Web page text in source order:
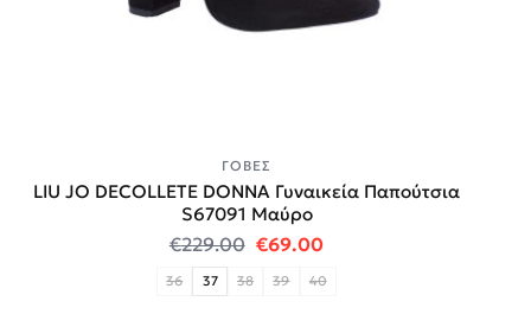
ΓΌΒΕΣ
LIU JO DECOLLETE DONNA Γυναικεία Παπούτσια
S67091 Μαύρο
€229.00 Original price was: €229.00.
€69.00Η τρέχουσα τιμή
36 37 38 39 40